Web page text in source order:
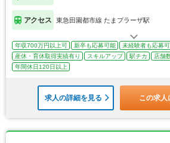
アクセス 東急田園都市線 たまプラーザ駅
年収700万円以上可 新卒も応募可能 未経験者も応募
産休・育休取得実績有り
スキルアップ 駅チカ 店舗
年間休日120日以上
求人の詳細を見る この求人